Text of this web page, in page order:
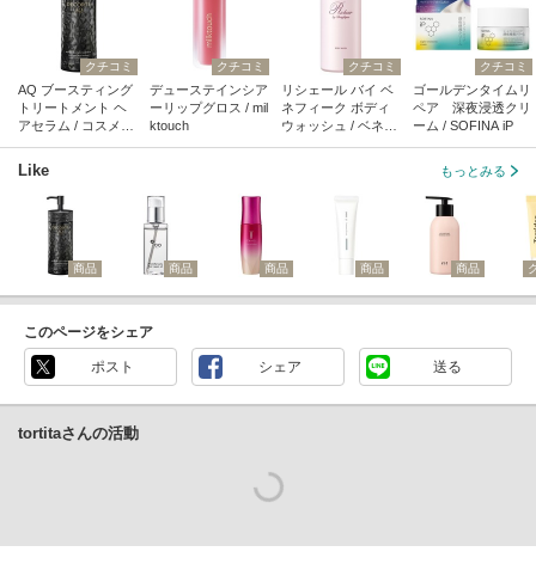
クチコミ
AQ ブースティング
トリートメント ヘ
アセラム / コスメデ
クチコミ
デューステインシア
ーリップグロス / mil
ktouch
クチコミ
リシェール バイ ベ
ネフィーク ボディ
ウォッシュ / ベネフ
クチコミ
ゴールデンタイムリ
ペア 深夜浸透クリ
ーム / SOFINA iP
Like もっとみる
商品 商品 商品 商品 商品
このページをシェア
ポスト シェア 送る
tortitaさんの活動